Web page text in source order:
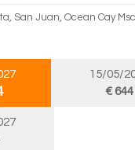
San Juan, Ocean Cay
15/05/
€ 644